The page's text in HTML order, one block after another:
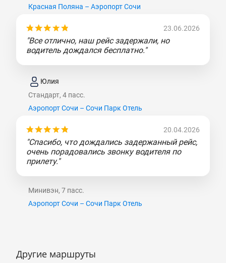
Красная Поляна – Аэропорт Сочи
23.06.2026
"Все отлично, наш рейс задержали, но
водитель дождался бесплатно."
Юлия
Стандарт, 4 пасс.
Аэропорт Сочи – Сочи Парк Отель
20.04.2026
"Спасибо, что дождались задержанный рейс,
очень порадовались звонку водителя по
прилету."
Минивэн, 7 пасс.
Аэропорт Сочи – Сочи Парк Отель
Другие маршруты